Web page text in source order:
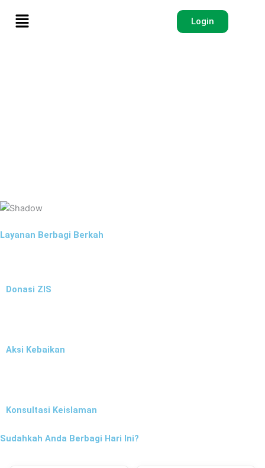
Menu Login
Layanan Berbagi Berkah
Donasi ZIS
Aksi Kebaikan
Konsultasi Keislaman
Sudahkah Anda Berbagi Hari Ini?